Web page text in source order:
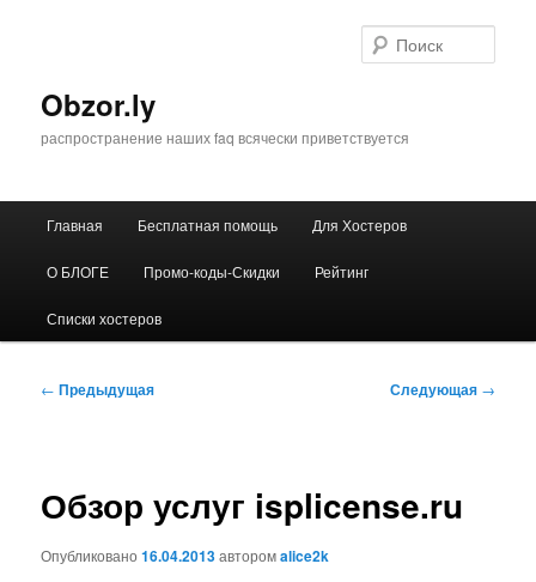
Obzor.ly
распространение наших faq всячески приветствуется
Главная Бесплатная помощь Для Хостеров
О БЛОГЕ Промо-коды-Скидки Рейтинг
Списки хостеров
Навигация
← Предыдущая Следующая →
Обзор услуг isplicense.ru
Опубликовано16.04.2013авторомalice2k